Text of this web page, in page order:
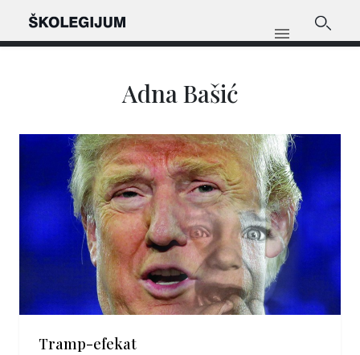
Adna Bašić
Tramp-efekat